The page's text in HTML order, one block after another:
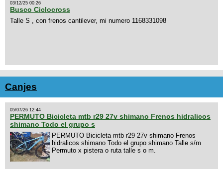
03/12/25 00:26
Busco Ciclocross
Talle S , con frenos cantilever, mi numero 1168331098
Canjes
05/07/26 12:44
PERMUTO Bicicleta mtb r29 27v shimano Frenos hidralicos
shimano Todo el grupo s
PERMUTO Bicicleta mtb r29 27v shimano Frenos
hidralicos shimano Todo el grupo shimano Talle s/m
Permuto x pistera o ruta talle s o m.